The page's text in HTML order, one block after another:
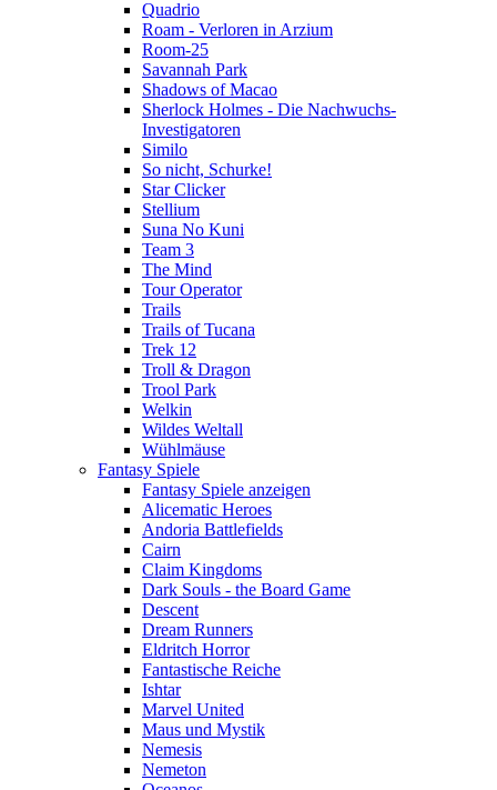
Quadrio
Roam - Verloren in Arzium
Room-25
Savannah Park
Shadows of Macao
Sherlock Holmes - Die Nachwuchs-
Investigatoren
Similo
So nicht, Schurke!
Star Clicker
Stellium
Suna No Kuni
Team 3
The Mind
Tour Operator
Trails
Trails of Tucana
Trek 12
Troll & Dragon
Trool Park
Welkin
Wildes Weltall
Wühlmäuse
Fantasy Spiele
Fantasy Spiele anzeigen
Alicematic Heroes
Andoria Battlefields
Cairn
Claim Kingdoms
Dark Souls - the Board Game
Descent
Dream Runners
Eldritch Horror
Fantastische Reiche
Ishtar
Marvel United
Maus und Mystik
Nemesis
Nemeton